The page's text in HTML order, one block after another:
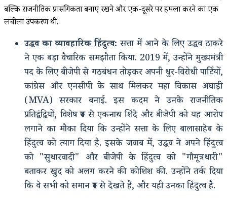
बल्कि राजनीतिक प्रासंगिकता बनाए रखने और एक-दूसरे पर हमला करने का एक
लचीला उपकरण थी.
उद्धव का व्यावहारिक हिंदुत्व: सत्ता में आने के लिए उद्धव ठाकरे
ने एक बड़ा वैचारिक समझौता किया. 2019 में, उन्होंने मुख्यमंत्री
पद के लिए बीजेपी से गठबंधन तोड़कर अपनी धुर-विरोधी पार्टियों,
कांग्रेस और एनसीपी के साथ मिलकर महा विकास अघाड़ी
(MVA) सरकार बनाई. इस कदम ने उनके राजनीतिक
प्रतिद्वंद्वियों, विशेष रूप से एकनाथ शिंदे और बीजेपी को यह आरोप
लगाने का मौका दिया कि उन्होंने सत्ता के लिए बालासाहेब के
हिंदुत्व को त्याग दिया है. इसके जवाब में, उद्धव ने अपने हिंदुत्व
को "सुधारवादी" और बीजेपी के हिंदुत्व को "गौमूत्रधारी"
बताकर खुद को अलग करने की कोशिश की. उन्होंने तर्क दिया
कि वे सभी को समान रूप से देखते हैं, और यही उनका हिंदुत्व है.